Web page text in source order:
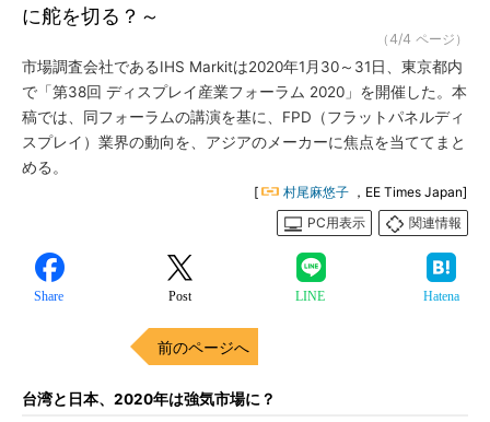
に舵を切る？～
（4/4 ページ）
市場調査会社であるIHS Markitは2020年1月30～31日、東京都内
で「第38回 ディスプレイ産業フォーラム 2020」を開催した。本
稿では、同フォーラムの講演を基に、FPD（フラットパネルディ
スプレイ）業界の動向を、アジアのメーカーに焦点を当ててまと
める。
[ 村尾麻悠子 ，EE Times Japan]
PC用表示
関連情報
Share Post LINE Hatena
前のページへ
台湾と日本、2020年は強気市場に？